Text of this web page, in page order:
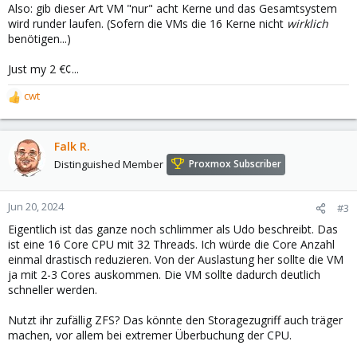
Also: gib dieser Art VM "nur" acht Kerne und das Gesamtsystem
wird runder laufen. (Sofern die VMs die 16 Kerne nicht wirklich
benötigen...)
Just my 2 €¢...
R
e
a
o
n
s
:
cwt
Falk R.
Distinguished Member Proxmox Subscriber
Jun 20, 2024 #3
Eigentlich ist das ganze noch schlimmer als Udo beschreibt. Das
ist eine 16 Core CPU mit 32 Threads. Ich würde die Core Anzahl
einmal drastisch reduzieren. Von der Auslastung her sollte die VM
ja mit 2-3 Cores auskommen. Die VM sollte dadurch deutlich
schneller werden.
Nutzt ihr zufällig ZFS? Das könnte den Storagezugriff auch träger
machen, vor allem bei extremer Überbuchung der CPU.